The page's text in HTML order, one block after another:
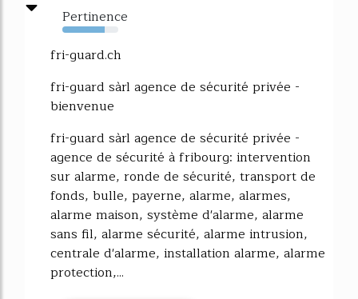
Pertinence
75%
fri-guard.ch
fri-guard sàrl agence de sécurité privée -
bienvenue
fri-guard sàrl agence de sécurité privée -
agence de sécurité à fribourg: intervention
sur alarme, ronde de sécurité, transport de
fonds, bulle, payerne, alarme, alarmes,
alarme maison, système d'alarme, alarme
sans fil, alarme sécurité, alarme intrusion,
centrale d'alarme, installation alarme, alarme
protection,...